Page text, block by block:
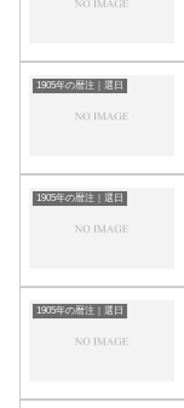
1905年の暦注｜選日
1905年の暦注｜選日
1905年の暦注｜選日